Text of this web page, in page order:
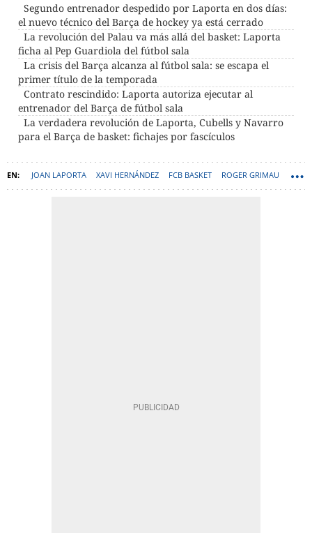
Segundo entrenador despedido por Laporta en dos días:
el nuevo técnico del Barça de hockey ya está cerrado
La revolución del Palau va más allá del basket: Laporta
ficha al Pep Guardiola del fútbol sala
La crisis del Barça alcanza al fútbol sala: se escapa el
primer título de la temporada
Contrato rescindido: Laporta autoriza ejecutar al
entrenador del Barça de fútbol sala
La verdadera revolución de Laporta, Cubells y Navarro
para el Barça de basket: fichajes por fascículos
JOAN LAPORTA XAVI HERNÁNDEZ FCB BASKET ROGER GRIMAU